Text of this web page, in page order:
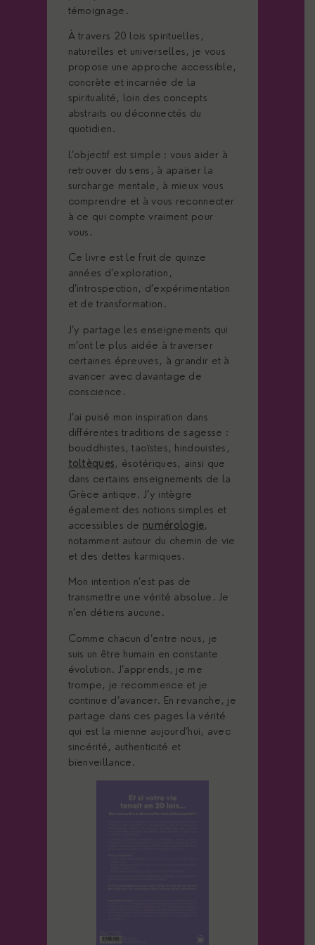
témoignage.
À travers 20 lois spirituelles,
naturelles et universelles, je vous
propose une approche accessible,
concrète et incarnée de la
spiritualité, loin des concepts
abstraits ou déconnectés du
quotidien.
L’objectif est simple : vous aider à
retrouver du sens, à apaiser la
surcharge mentale, à mieux vous
comprendre et à vous reconnecter
à ce qui compte vraiment pour
vous.
Ce livre est le fruit de quinze
années d’exploration,
d’introspection, d’expérimentation
et de transformation.
J’y partage les enseignements qui
m’ont le plus aidée à traverser
certaines épreuves, à grandir et à
avancer avec davantage de
conscience.
J’ai puisé mon inspiration dans
différentes traditions de sagesse :
bouddhistes, taoïstes, hindouistes,
toltèques, ésotériques, ainsi que
dans certains enseignements de la
Grèce antique. J’y intègre
également des notions simples et
accessibles de numérologie,
notamment autour du chemin de vie
et des dettes karmiques.
Mon intention n’est pas de
transmettre une vérité absolue. Je
n’en détiens aucune.
Comme chacun d’entre nous, je
suis un être humain en constante
évolution. J’apprends, je me
trompe, je recommence et je
continue d’avancer. En revanche, je
partage dans ces pages la vérité
qui est la mienne aujourd’hui, avec
sincérité, authenticité et
bienveillance.